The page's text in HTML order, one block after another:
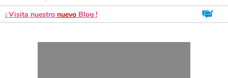
¡ Visita nuestro nuevo Blog !